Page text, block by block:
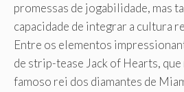
promessas de jogabilidade, mas
capacidade de integrar a cultura
Entre os elementos
de strip-tease Jack of Hearts,
famoso rei dos diamantes de